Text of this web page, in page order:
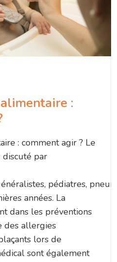
:
: comment agir ? Le
par
pédiatres,
années. La
dans les préventions
des allergies
lors de
sont également